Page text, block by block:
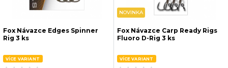
Fox Návazce Edges Spinner
Rig 3 ks
VÍCE VARIANT
NOVINKA
Fox Návazce Carp Ready Rigs
Fluoro D-Rig 3 ks
VÍCE VARIANT